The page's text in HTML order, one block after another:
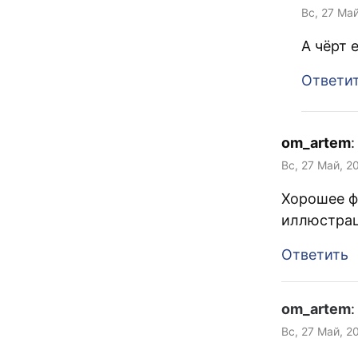
Вс, 27
А чёрт
om_artem:
Вс, 27 Май,
Хорошее
Ответить
om_artem:
Вс, 27 Май,